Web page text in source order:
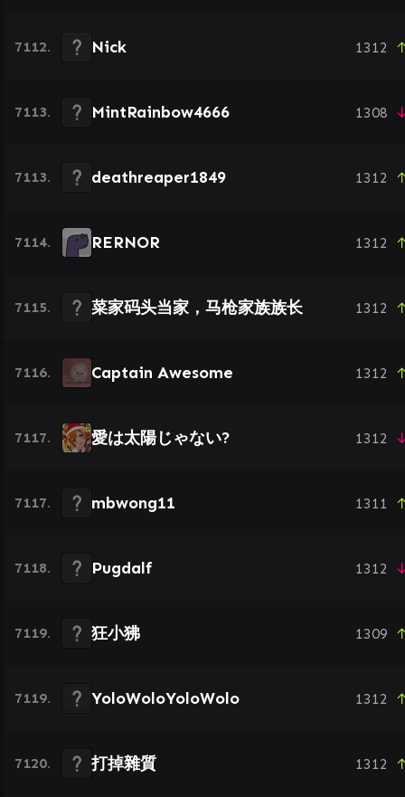
7112. Nick 1312
7113. MintRainbow4666 1308
7113. deathreaper1849 1312
7114. RERNOR 1312
7115. 菜家码头当家，马枪家族族长 1312
7116. Captain Awesome 1312
7117. 愛は太陽じゃない? 1312
7117. mbwong11 1311
7118. Pugdalf 1312
7119. 狂小狒 1309
7119. YoloWoloYoloWolo 1312
7120. 打掉雜質 1312